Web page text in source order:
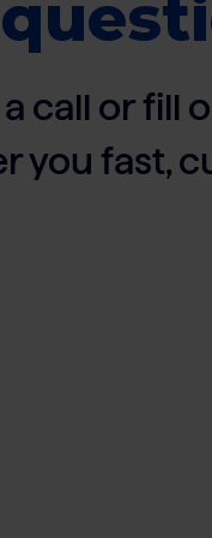
a call or fill
you fast,